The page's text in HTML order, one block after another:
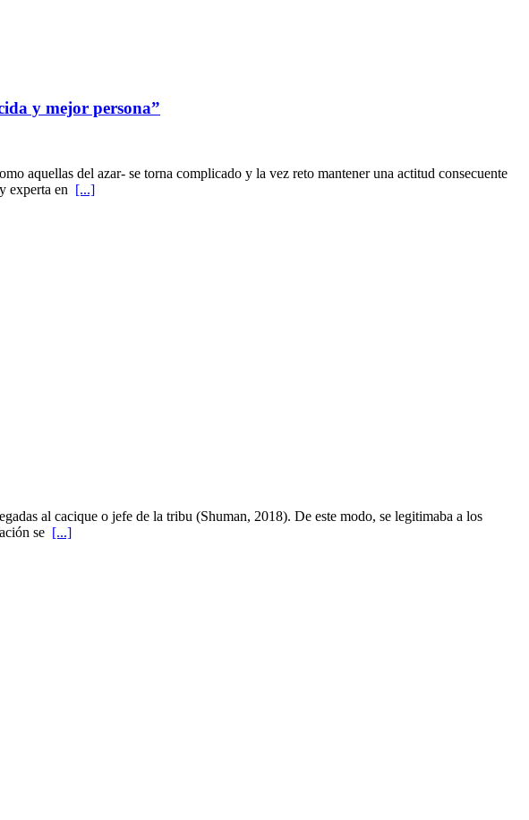
y mejor persona”
aquellas del azar- se torna complicado y la vez reto mantener una actitud consecuente
experta en [...]
al cacique o jefe de la tribu (Shuman, 2018). De este modo, se legitimaba a los
se [...]